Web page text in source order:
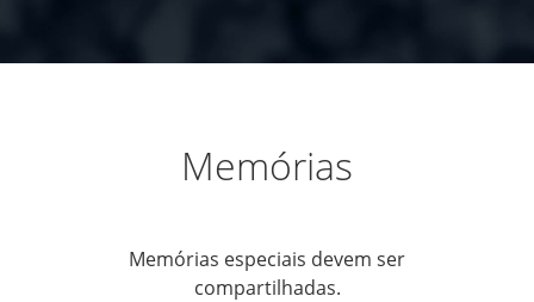
Memórias
Memórias especiais devem ser
compartilhadas.